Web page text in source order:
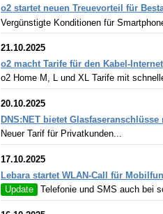
o2 startet neuen Treuevorteil für
Vergünstigte Konditionen für
21.10.2025
o2 macht Tarife für den Kabel-
o2 Home M, L und XL Tarife mit
20.10.2025
DNS:NET bietet Glasfaseranschlüsse
Neuer Tarif für Privatkunden...
17.10.2025
Lebara startet WLAN-Call für
Update
Telefonie und SMS auch bei